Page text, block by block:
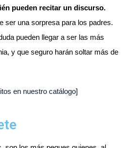
pueden recitar un discurso.
ser una sorpresa para los padres.
pueden llegar a ser las más
y que seguro harán soltar más de
en nuestro catálogo]